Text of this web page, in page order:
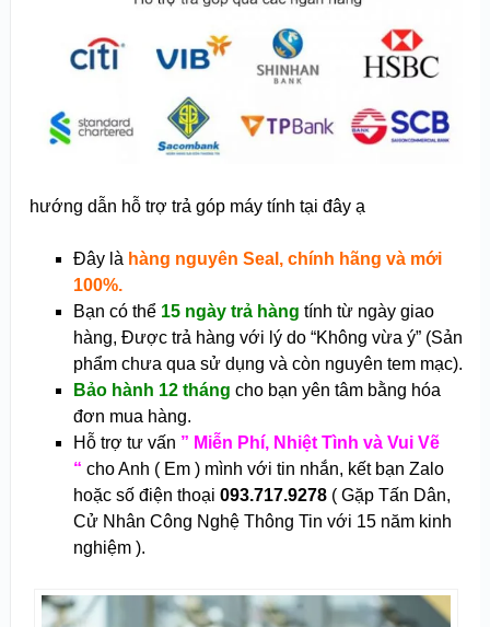
hướng dẫn hỗ trợ trả góp máy tính tại đây ạ
Đây là hàng nguyên Seal, chính hãng và mới
100%.
Bạn có thể 15 ngày trả hàng tính từ ngày giao
hàng, Được trả hàng với lý do “Không vừa ý” (Sản
phẩm chưa qua sử dụng và còn nguyên tem mạc).
Bảo hành 12 tháng cho bạn yên tâm bằng hóa
đơn mua hàng.
Hỗ trợ tư vấn ” Miễn Phí, Nhiệt Tình và Vui Vẽ
“ cho Anh ( Em ) mình với tin nhắn, kết bạn Zalo
hoặc số điện thoại 093.717.9278( Gặp Tấn Dân,
Cử Nhân Công Nghệ Thông Tin với 15 năm kinh
nghiệm ).